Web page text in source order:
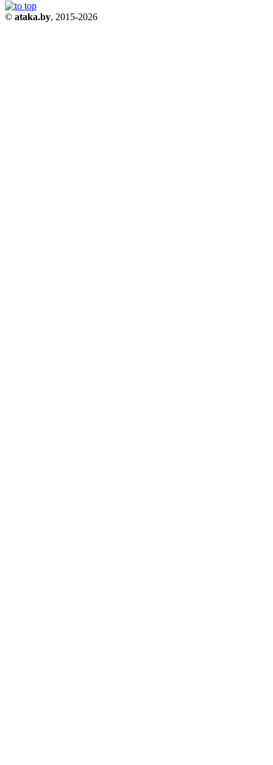
© ataka.by, 2015-2026